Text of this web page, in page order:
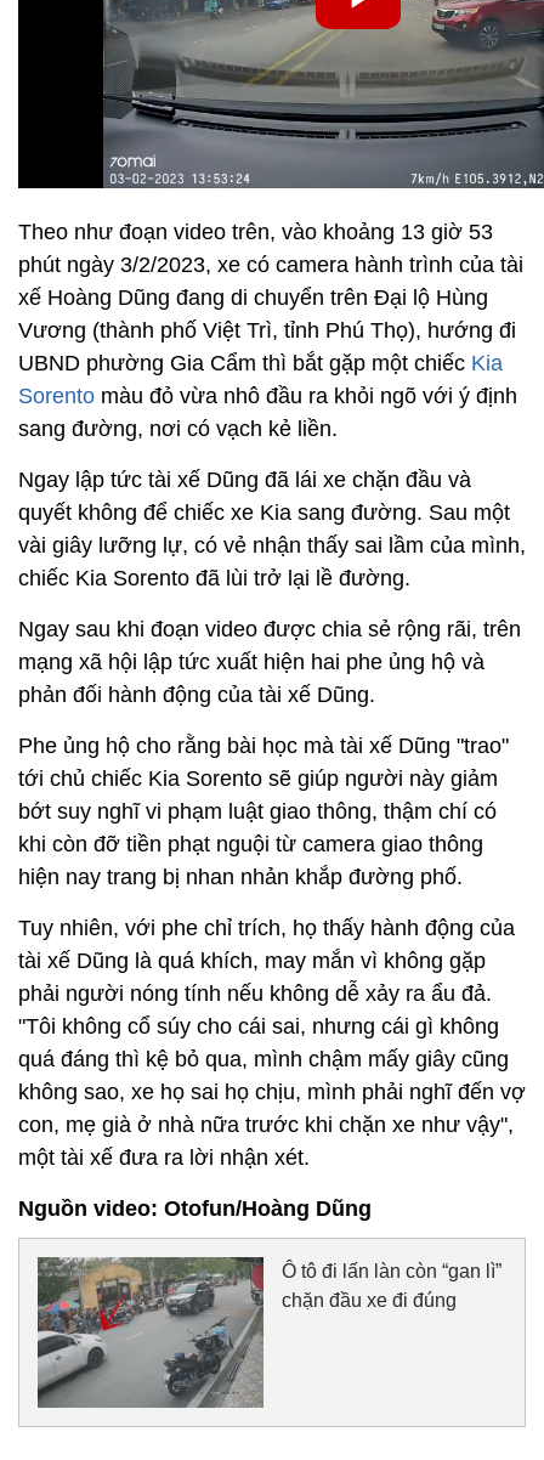
Theo như đoạn video trên, vào khoảng 13 giờ 53
phút ngày 3/2/2023, xe có camera hành trình của tài
xế Hoàng Dũng đang di chuyển trên Đại lộ Hùng
Vương (thành phố Việt Trì, tỉnh Phú Thọ), hướng đi
UBND phường Gia Cẩm thì bắt gặp một chiếc Kia
Sorento màu đỏ vừa nhô đầu ra khỏi ngõ với ý định
sang đường, nơi có vạch kẻ liền.
Ngay lập tức tài xế Dũng đã lái xe chặn đầu và
quyết không để chiếc xe Kia sang đường. Sau một
vài giây lưỡng lự, có vẻ nhận thấy sai lầm của mình,
chiếc Kia Sorento đã lùi trở lại lề đường.
Ngay sau khi đoạn video được chia sẻ rộng rãi, trên
mạng xã hội lập tức xuất hiện hai phe ủng hộ và
phản đối hành động của tài xế Dũng.
Phe ủng hộ cho rằng bài học mà tài xế Dũng "trao"
tới chủ chiếc Kia Sorento sẽ giúp người này giảm
bớt suy nghĩ vi phạm luật giao thông, thậm chí có
khi còn đỡ tiền phạt nguội từ camera giao thông
hiện nay trang bị nhan nhản khắp đường phố.
Tuy nhiên, với phe chỉ trích, họ thấy hành động của
tài xế Dũng là quá khích, may mắn vì không gặp
phải người nóng tính nếu không dễ xảy ra ẩu đả.
"Tôi không cổ súy cho cái sai, nhưng cái gì không
quá đáng thì kệ bỏ qua, mình chậm mấy giây cũng
không sao, xe họ sai họ chịu, mình phải nghĩ đến vợ
con, mẹ già ở nhà nữa trước khi chặn xe như vậy",
một tài xế đưa ra lời nhận xét.
Nguồn video: Otofun/Hoàng Dũng
Ô tô đi lấn làn còn “gan lì”
chặn đầu xe đi đúng